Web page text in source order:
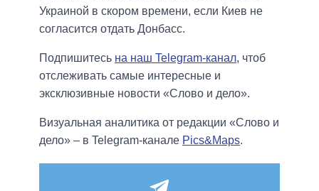
Украиной в скором времени, если Киев не
согласится отдать Донбасс.
Подпишитесь на наш Telegram-канал, чтоб
отслеживать самые интересные и
эксклюзивные новости «Слово и дело».
Визуальная аналитика от редакции «Слово и
дело» – в Telegram-канале Pics&Maps.